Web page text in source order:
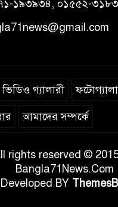
১৯৩৯৩৪, ০১৫৫২-
ভিডিও গ্যালারী
আমাদের সম্পর্কে
rights reserved ©
Bangla71News.Com
BY